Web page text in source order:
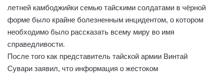
летней камбоджийки семью тайскими солдатами в чёрной
форме было крайне болезненным инцидентом, о котором
необходимо было рассказать всему миру во имя
справедливости.
После того как представитель тайской армии Винтай
Сувари заявил, что информация о жестоком